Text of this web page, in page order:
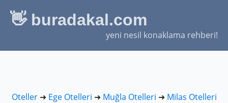
👋 buradakal.com
yeni nesil konaklama rehberi!
Oteller➜ Ege Otelleri ➜ Muğla Otelleri ➜ Milas Otelleri